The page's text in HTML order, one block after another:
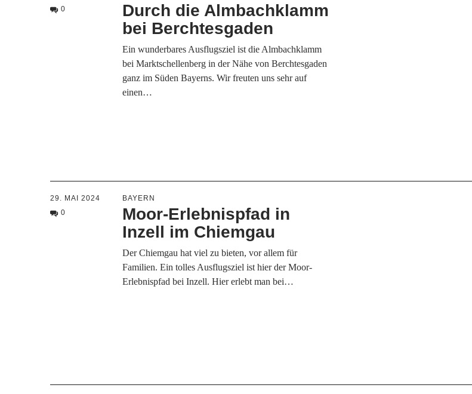
0
Durch die Almbachklamm
bei Berchtesgaden
Ein wunderbares Ausflugsziel ist die Almbachklamm
bei Marktschellenberg in der Nähe von Berchtesgaden
ganz im Süden Bayerns. Wir freuten uns sehr auf
einen…
29. MAI 2024
0
BAYERN
Moor-Erlebnispfad in
Inzell im Chiemgau
Der Chiemgau hat viel zu bieten, vor allem für
Familien. Ein tolles Ausflugsziel ist hier der Moor-
Erlebnispfad bei Inzell. Hier erlebt man bei…